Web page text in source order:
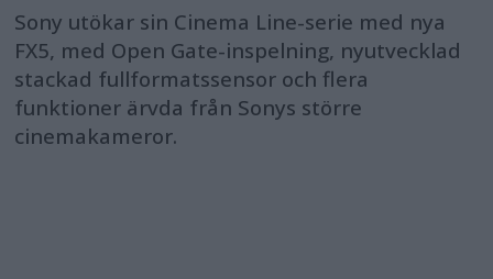
Sony utökar sin Cinema Line-serie med nya
FX5, med Open Gate-inspelning, nyutvecklad
stackad fullformatssensor och flera
funktioner ärvda från Sonys större
cinemakameror.